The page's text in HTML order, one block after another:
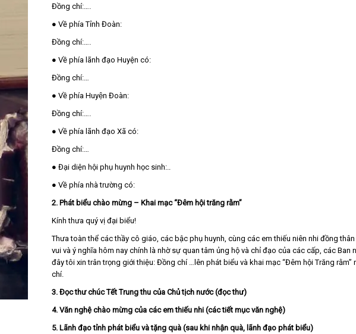
Đồng chí:….
● Về phía Tỉnh Đoàn:
Đồng chí:….
● Về phía lãnh đạo Huyện có:
Đồng chí:…
● Về phía Huyện Đoàn:
Đồng chí:….
● Về phía lãnh đạo Xã có:
Đồng chí:…
● Đại diện hội phụ huynh học sinh:..
● Về phía nhà trường có:
2. Phát biểu chào mừng – Khai mạc “Đêm hội trăng rằm”
Kính thưa quý vị đại biểu!
Thưa toàn thể các thầy cô giáo, các bậc phụ huynh, cùng các em thiếu niên nhi đồng
vui và ý nghĩa hôm nay chính là nhờ sự quan tâm ủng hộ và chỉ đạo của các cấp, các Ban
đây tôi xin trân trọng giới thiệu: Đồng chí …lên phát biểu và khai mạc “Đêm hội Trăng
chí.
3. Đọc thư chúc Tết Trung thu của Chủ tịch nước (đọc thư)
4. Văn nghệ chào mừng của các em thiếu nhi (các tiết mục văn nghệ)
5. Lãnh đạo tỉnh phát biểu và tặng quà (sau khi nhận quà, lãnh đạo phát biểu)